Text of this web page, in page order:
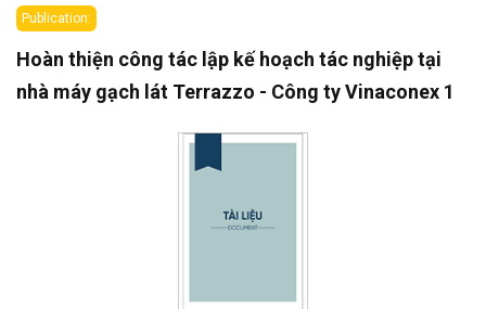
Publication:
Hoàn thiện công tác lập kế hoạch tác nghiệp tại
nhà máy gạch lát Terrazzo - Công ty Vinaconex 1